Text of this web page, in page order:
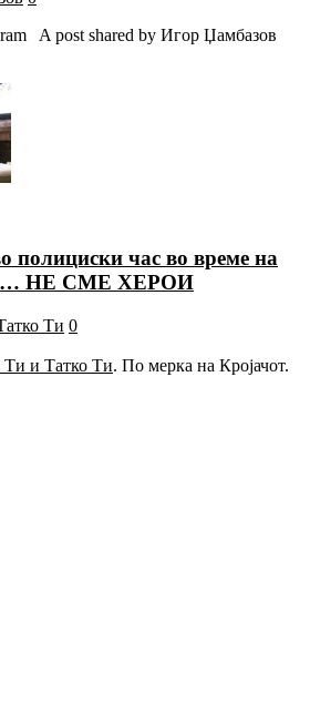
A post shared by Игор Џамбазов
полициски час во време на
НЕ СМЕ ХЕРОИ
Ти 0
Ти и Татко Ти. По мерка на Кројачот.